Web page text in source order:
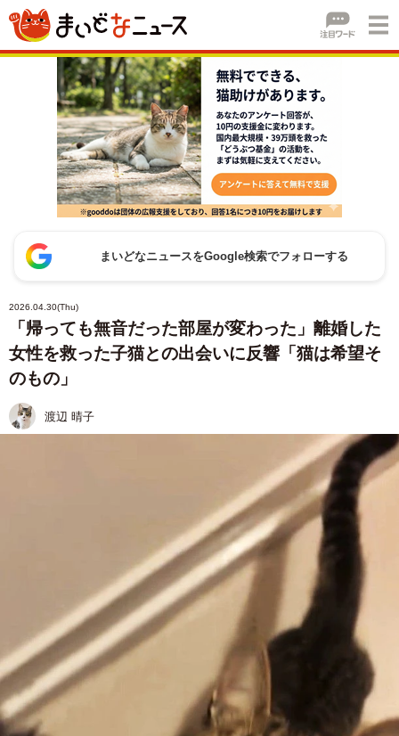
まいどなニュースをGoogle検索でフォローする
2026.04.30(Thu)
「帰っても無音だった部屋が変わった」離婚した
女性を救った子猫との出会いに反響「猫は希望そ
のもの」
渡辺 晴子